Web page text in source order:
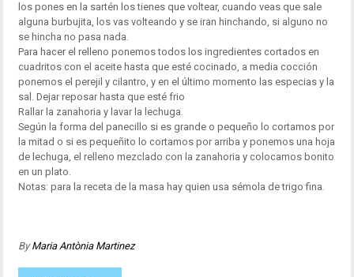
los pones en la sartén los tienes que voltear, cuando veas que sale
alguna burbujita, los vas volteando y se iran hinchando, si alguno no
se hincha no pasa nada.
Para hacer el relleno ponemos todos los ingredientes cortados en
cuadritos con el aceite hasta que esté cocinado, a media cocción
ponemos el perejil y cilantro, y en el último momento las especias y la
sal. Dejar reposar hasta que esté frio
Rallar la zanahoria y lavar la lechuga.
Según la forma del panecillo si es grande o pequeño lo cortamos por
la mitad o si es pequeñito lo cortamos por arriba y ponemos una hoja
de lechuga, el relleno mezclado con la zanahoria y colocamos bonito
en un plato.
Notas: para la receta de la masa hay quien usa sémola de trigo fina.
ByMaria Antònia Martinez